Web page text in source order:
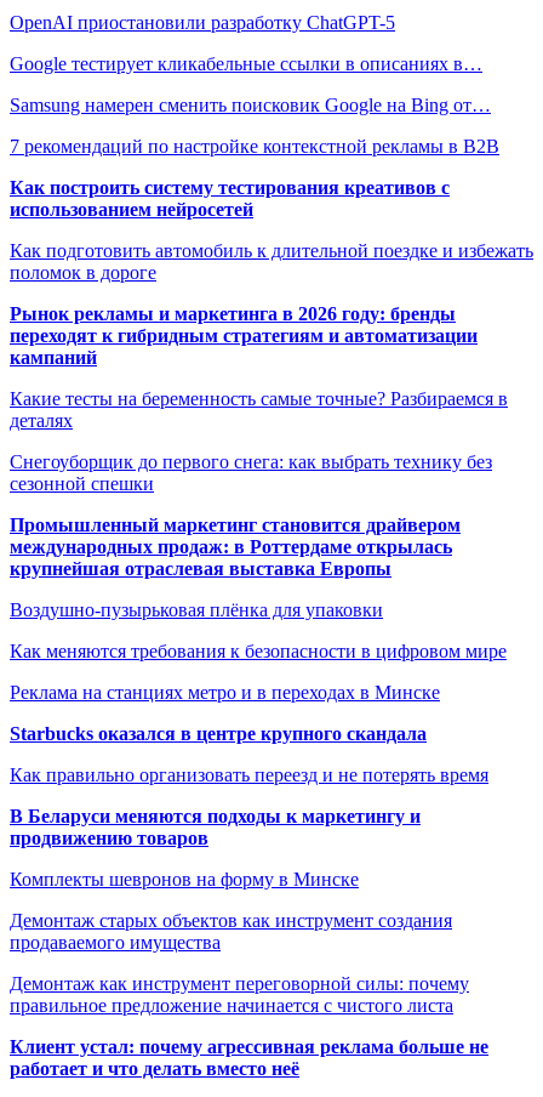
OpenAI приостановили разработку ChatGPT-5
Google тестирует кликабельные ссылки в описаниях в…
Samsung намерен сменить поисковик Google на Bing от…
7 рекомендаций по настройке контекстной рекламы в В2В
Как построить систему тестирования креативов с
использованием нейросетей
Как подготовить автомобиль к длительной поездке и избежать
поломок в дороге
Рынок рекламы и маркетинга в 2026 году: бренды
переходят к гибридным стратегиям и автоматизации
кампаний
Какие тесты на беременность самые точные? Разбираемся в
деталях
Снегоуборщик до первого снега: как выбрать технику без
сезонной спешки
Промышленный маркетинг становится драйвером
международных продаж: в Роттердаме открылась
крупнейшая отраслевая выставка Европы
Воздушно-пузырьковая плёнка для упаковки
Как меняются требования к безопасности в цифровом мире
Реклама на станциях метро и в переходах в Минске
Starbucks оказался в центре крупного скандала
Как правильно организовать переезд и не потерять время
В Беларуси меняются подходы к маркетингу и
продвижению товаров
Комплекты шевронов на форму в Минске
Демонтаж старых объектов как инструмент создания
продаваемого имущества
Демонтаж как инструмент переговорной силы: почему
правильное предложение начинается с чистого листа
Клиент устал: почему агрессивная реклама больше не
работает и что делать вместо неё